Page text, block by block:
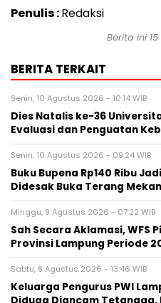
Penulis :Redaksi
Berita ini
BERITA TERKAIT
Senin, 10 Agustus 2026 - 10:14 WIB
Dies Natalis ke-36
Evaluasi dan Penguatan
Senin, 10 Agustus 2026 - 09:24 WIB
Buku Bupena Rp140 Ribu
Didesak Buka Terang
Minggu, 9 Agustus 2026 - 07:22 WIB
Sah Secara Aklamasi, WFS
Provinsi Lampung Periode
Sabtu, 8 Agustus 2026 - 13:46 WIB
Keluarga Pengurus PWI